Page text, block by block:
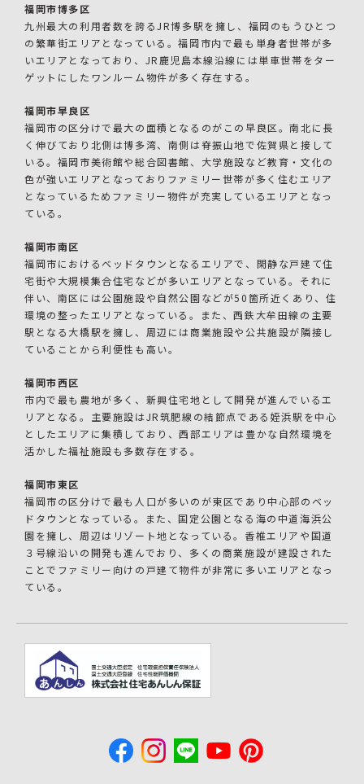
福岡市博多区
九州最大の利用者数を誇るJR博多駅を擁し、福岡のもうひとつ
の繁華街エリアとなっている。福岡市内で最も単身者世帯が多
いエリアとなっており、JR鹿児島本線沿線には単車世帯をター
ゲットにしたワンルーム物件が多く存在する。
福岡市早良区
福岡市の区分けで最大の面積となるのがこの早良区。南北に長
く伸びており北側は博多湾、南側は脊振山地で佐賀県と接して
いる。福岡市美術館や総合図書館、大学施設など教育・文化の
色が強いエリアとなっておりファミリー世帯が多く住むエリア
となっているためファミリー物件が充実しているエリアとなっ
ている。
福岡市南区
福岡市におけるベッドタウンとなるエリアで、閑静な戸建て住
宅街や大規模集合住宅などが多いエリアとなっている。それに
伴い、南区には公園施設や自然公園などが50箇所近くあり、住
環境の整ったエリアとなっている。また、西鉄大牟田線の主要
駅となる大橋駅を擁し、周辺には商業施設や公共施設が隣接し
ていることから利便性も高い。
福岡市西区
市内で最も農地が多く、新興住宅地として開発が進んでいるエ
リアとなる。主要施設はJR筑肥線の結節点である姪浜駅を中心
としたエリアに集積しており、西部エリアは豊かな自然環境を
活かした福祉施設も多数存在する。
福岡市東区
福岡市の区分けで最も人口が多いのが東区であり中心部のベッ
ドタウンとなっている。また、国定公園となる海の中道海浜公
園を擁し、周辺はリゾート地となっている。香椎エリアや国道
３号線沿いの開発も進んでおり、多くの商業施設が建設された
ことでファミリー向けの戸建て物件が非常に多いエリアとなっ
ている。